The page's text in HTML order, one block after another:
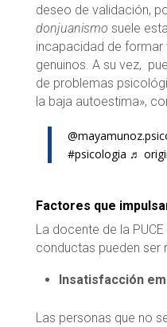
deseo de validación,
donjuanismo suele
incapacidad de
genuinos. A su vez,
de problemas
la baja autoestima»,
#psicologia ♬
Factores que
La docente de la
conductas pueden ser
Insatisfacción
Las personas que no